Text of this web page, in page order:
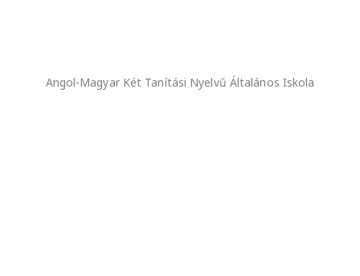
Angol-Magyar Két Tanítási Nyelvű Általános Iskola